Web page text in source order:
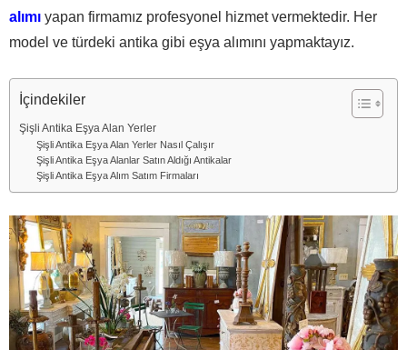
alımı yapan firmamız profesyonel hizmet vermektedir. Her
model ve türdeki antika gibi eşya alımını yapmaktayız.
İçindekiler
Şişli Antika Eşya Alan Yerler
Şişli Antika Eşya Alan Yerler Nasıl Çalışır
Şişli Antika Eşya Alanlar Satın Aldığı Antikalar
Şişli Antika Eşya Alım Satım Firmaları